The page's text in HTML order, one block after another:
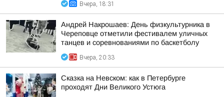
Вчера, 18:31
Андрей Накрошаев: День физкультурника в
Череповце отметили фестивалем уличных
танцев и соревнованиями по баскетболу
Вчера, 20:33
Сказка на Невском: как в Петербурге
проходят Дни Великого Устюга